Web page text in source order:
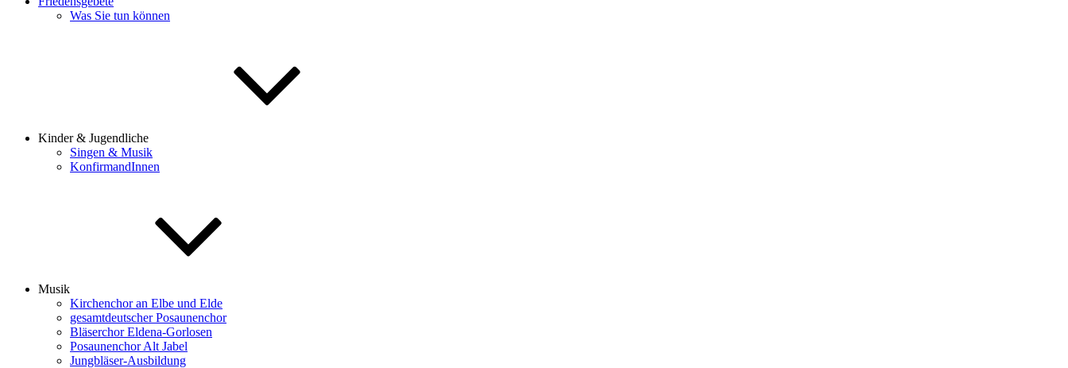
Was Sie tun können
Kinder & Jugendliche
Singen & Musik
KonfirmandInnen
Musik
Kirchenchor an Elbe und Elde
gesamtdeutscher Posaunenchor
Bläserchor Eldena-Gorlosen
Posaunenchor Alt Jabel
Jungbläser-Ausbildung